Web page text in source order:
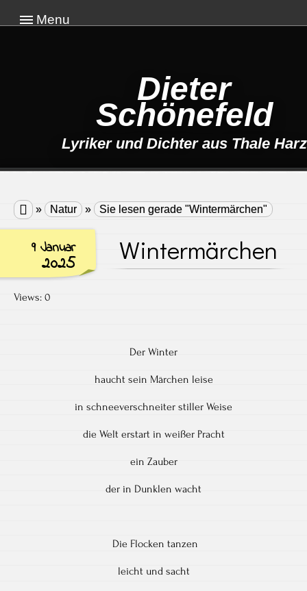
Menu
Dieter
Schönefeld
Lyriker und Dichter aus Thale Harz
 » Natur » Sie lesen gerade "Wintermärchen"
9 Januar
2025 Wintermärchen
Views: 0
Der Winter
haucht sein Märchen leise
in schneeverschneiter stiller Weise
die Welt erstart in weißer Pracht
ein Zauber
der in Dunklen wacht
Die Flocken tanzen
leicht und sacht